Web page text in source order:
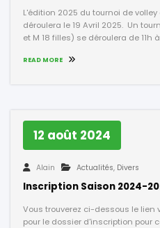
L'édition 2025 du tournoi de
déroulera le 19 Avril 2025. Un
et M 18 filles) se déroulera de 11h
READ MORE
12 août 2024
Alain Actualités, Divers
Inscription Saison 2024-
Vous trouverez ci-dessous le lien
pour le dossier d'inscription pour